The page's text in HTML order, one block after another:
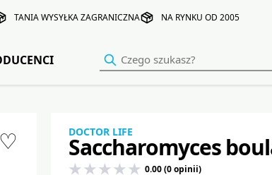
TANIA WYSYŁKA ZAGRANICZNA NA RYNKU OD 2005
♡ DOCTOR LIFE
Saccharomyces
0.00 (0 opinii)